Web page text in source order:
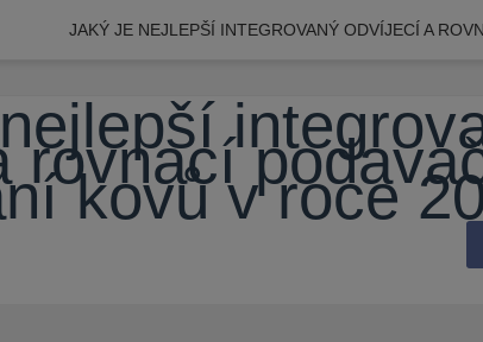
JAKÝ JE NEJLEPŠÍ INTEGROVANÝ ODVÍJECÍ A
rovnací
kovů v roce